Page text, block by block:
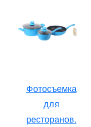
Фотосъемка
для
ресторанов.